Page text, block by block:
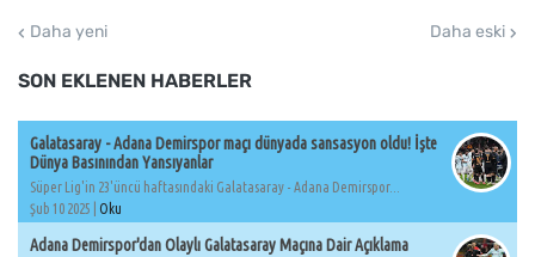
Daha yeni Daha eski
SON EKLENEN HABERLER
Galatasaray - Adana Demirspor maçı dünyada sansasyon oldu! İşte
Dünya Basınından Yansıyanlar
Süper Lig'in 23'üncü haftasındaki Galatasaray - Adana Demirspor...
Şub 10 2025 | Oku
Adana Demirspor'dan Olaylı Galatasaray Maçına Dair Açıklama